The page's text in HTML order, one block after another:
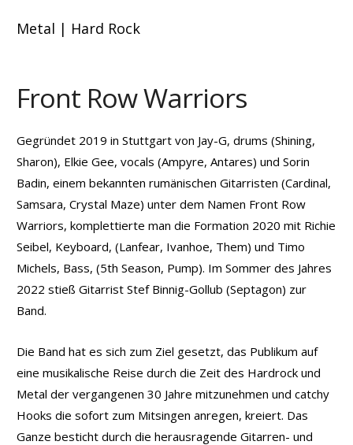
Metal | Hard Rock
Front Row Warriors
Gegründet 2019 in Stuttgart von Jay-G, drums (Shining,
Sharon), Elkie Gee, vocals (Ampyre, Antares) und Sorin
Badin, einem bekannten rumänischen Gitarristen (Cardinal,
Samsara, Crystal Maze) unter dem Namen Front Row
Warriors, komplettierte man die Formation 2020 mit Richie
Seibel, Keyboard, (Lanfear, Ivanhoe, Them) und Timo
Michels, Bass, (5th Season, Pump). Im Sommer des Jahres
2022 stieß Gitarrist Stef Binnig-Gollub (Septagon) zur
Band.
Die Band hat es sich zum Ziel gesetzt, das Publikum auf
eine musikalische Reise durch die Zeit des Hardrock und
Metal der vergangenen 30 Jahre mitzunehmen und catchy
Hooks die sofort zum Mitsingen anregen, kreiert. Das
Ganze besticht durch die herausragende Gitarren- und